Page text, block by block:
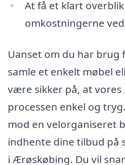
At få et klart
omkostningerne
Uanset om du har
samle et enkelt møbel
være sikker på, at
processen enkel og
mod en velorganiseret
indhente dine tilbud på
i Ærøskøbing. Du vil